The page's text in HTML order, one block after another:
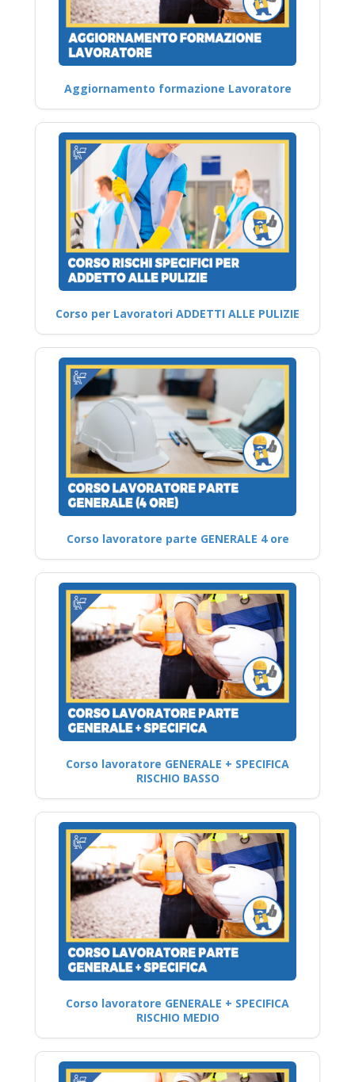
Aggiornamento formazione Lavoratore
Corso per Lavoratori ADDETTI ALLE PULIZIE
Corso lavoratore parte GENERALE 4 ore
Corso lavoratore GENERALE + SPECIFICA
RISCHIO BASSO
Corso lavoratore GENERALE + SPECIFICA
RISCHIO MEDIO